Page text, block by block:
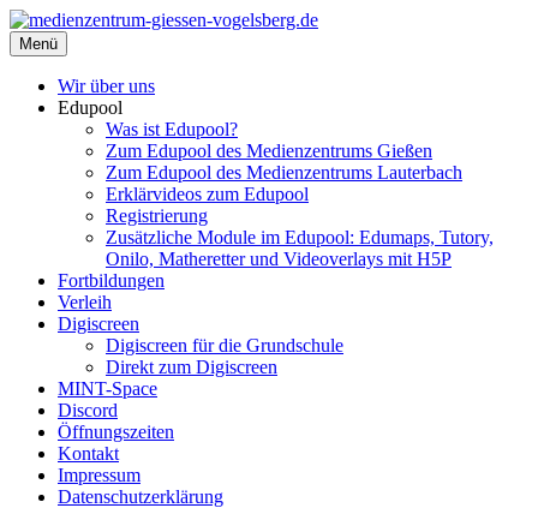
Zum
Inhalt
springen
medienzentrum-giessen-vogelsberg.de
Regionales Medienzentrum Gießen-Vogelsberg
Menü
Wir über uns
Edupool
Was ist Edupool?
Zum Edupool des Medienzentrums Gießen
Zum Edupool des Medienzentrums Lauterbach
Erklärvideos zum Edupool
Registrierung
Zusätzliche Module im Edupool: Edumaps, Tutory,
Onilo, Matheretter und Videoverlays mit H5P
Fortbildungen
Verleih
Digiscreen
Digiscreen für die Grundschule
Direkt zum Digiscreen
MINT-Space
Discord
Öffnungszeiten
Kontakt
Impressum
Datenschutzerklärung